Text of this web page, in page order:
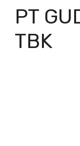
PT
TBK